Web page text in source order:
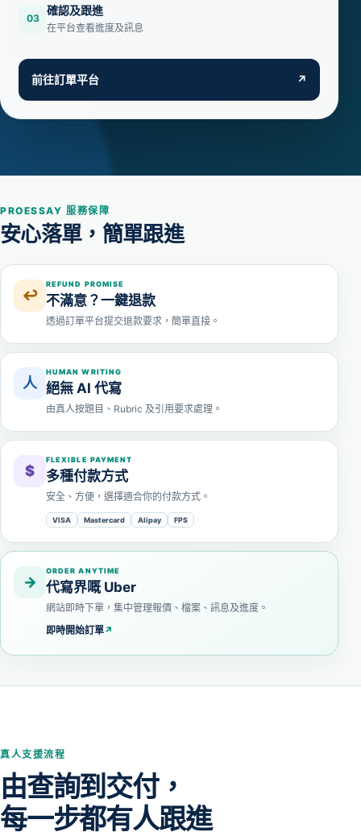
03
確認及跟進
在平台查看進度及訊息
前往訂單平台 ↗
PROESSAY 服務保障
安心落單，簡單跟進
↩
REFUND PROMISE
不滿意？一鍵退款
透過訂單平台提交退款要求，簡單直接。
人
HUMAN WRITING
絕無 AI 代寫
由真人按題目、Rubric 及引用要求處理。
$
FLEXIBLE PAYMENT
多種付款方式
安全、方便，選擇適合你的付款方式。
VISA Mastercard Alipay FPS
→
ORDER ANYTIME
代寫界嘅 Uber
網站即時下單，集中管理報價、檔案、訊息及進度。
即時開始訂單↗
真人支援流程
由查詢到交付，
每一步都有人跟進